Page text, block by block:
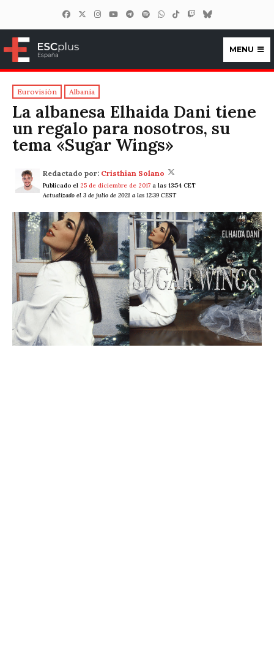
ESCplus España
MENU
Eurovisión Albania
La albanesa Elhaida Dani tiene
un regalo para nosotros, su
tema «Sugar Wings»
Redactado por: Cristhian Solano
Publicado el 25 de diciembre de 2017 a las 13:54 CET
Actualizado el 3 de julio de 2021 a las 12:39 CEST